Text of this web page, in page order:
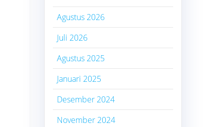
Agustus 2026
Juli 2026
Agustus 2025
Januari 2025
Desember 2024
November 2024